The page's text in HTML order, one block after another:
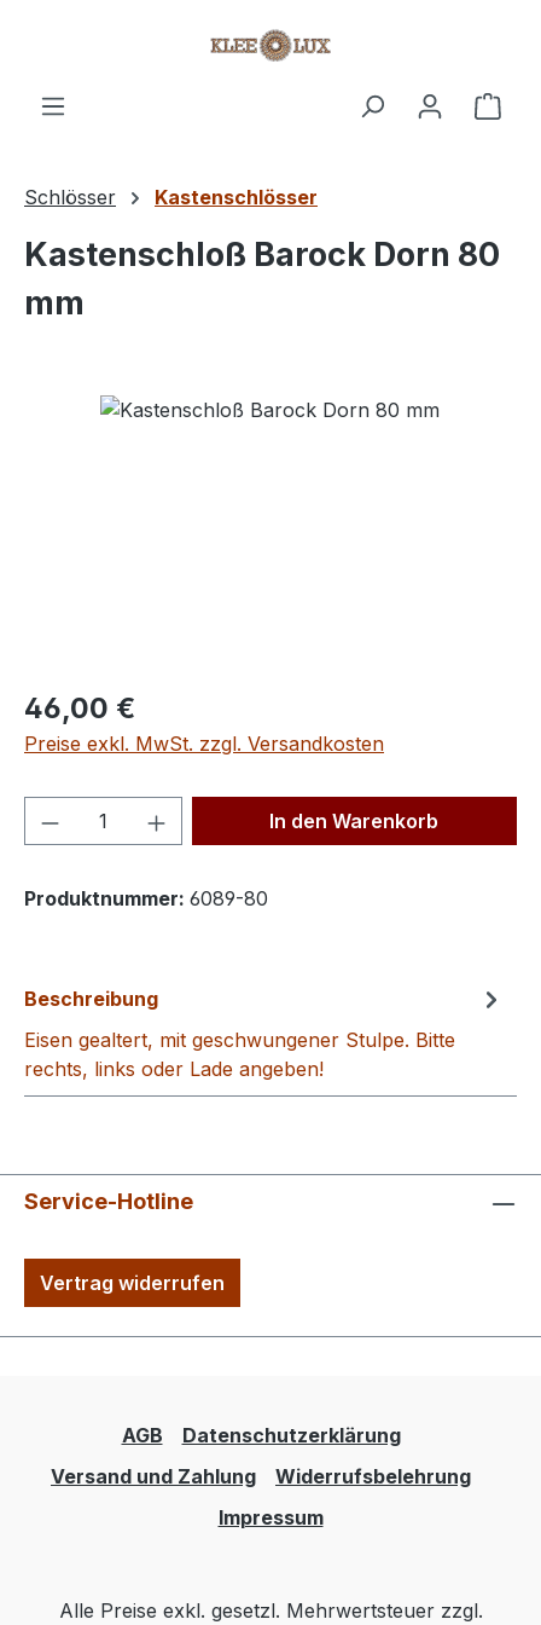
Schlösser Kastenschlösser
Kastenschloß Barock Dorn 80
mm
Regulärer Preis:
46,00 €
Preise exkl. MwSt. zzgl. Versandkosten
Produkt Anzahl: Gib denIn den Warenkorb
Produktnummer: 6089-80
Beschreibung
Eisen gealtert, mit geschwungener Stulpe. Bitte
rechts, links oder Lade angeben!
Service-Hotline
Vertrag widerrufen
AGB
Datenschutzerklärung
Versand und Zahlung
Widerrufsbelehrung
Impressum
Alle Preise exkl. gesetzl. Mehrwertsteuer zzgl.